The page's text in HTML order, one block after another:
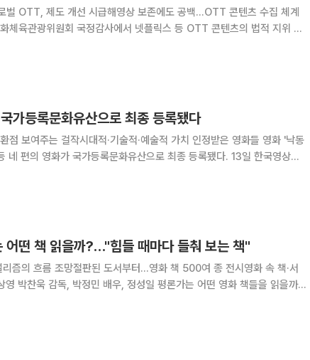
벌 OTT, 제도 개선 시급해영상 보존에도 공백…OTT 콘텐츠 수집 체계
한 '2024년도 국정감사 결과보고
가등록문화유산으로 최종 등록됐다
보여주는 걸작시대적·기술적·예술적 가치 인정받은 영화들 영화 '낙동
의 영화가 국가등록문화유산으로 최종 등록됐다. 13일 한국영상자
어떤 책 읽을까?…"힘들 때마다 들춰 보는 책"
리즘의 흐름 조망절판된 도서부터…영화 책 500여 종 전시영화 속 책·서
읽을까?
개최한다고 8일 밝혔다.